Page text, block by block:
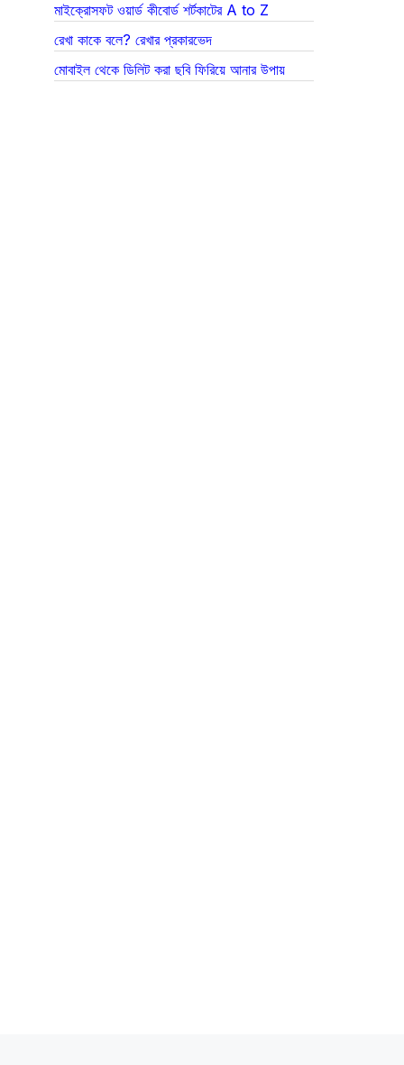
মাইক্রোসফট ওয়ার্ড কীবোর্ড শর্টকাটের A to Z
রেখা কাকে বলে? রেখার প্রকারভেদ
মোবাইল থেকে ডিলিট করা ছবি ফিরিয়ে আনার উপায়